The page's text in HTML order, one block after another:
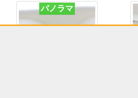
パノラマ